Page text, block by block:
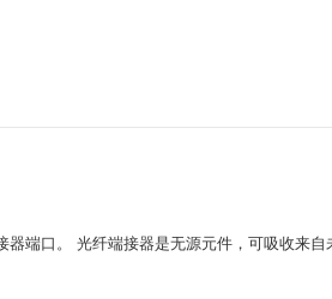
端口。 光纤端接器是无源元件，可吸收来自